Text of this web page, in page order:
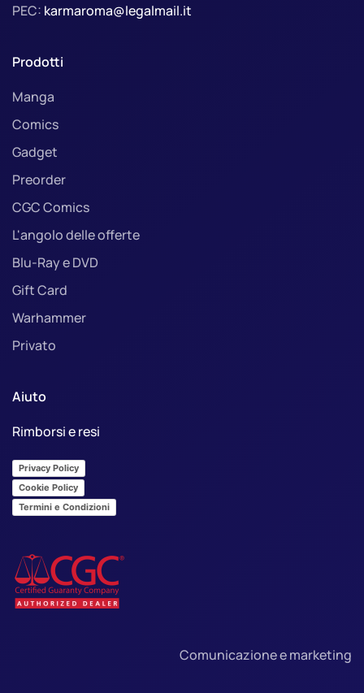
PEC: karmaroma@legalmail.it
Prodotti
Manga
Comics
Gadget
Preorder
CGC Comics
L'angolo delle offerte
Blu-Ray e DVD
Gift Card
Warhammer
Privato
Aiuto
Rimborsi e resi
Privacy Policy
Cookie Policy
Termini e Condizioni
Comunicazione e marketing